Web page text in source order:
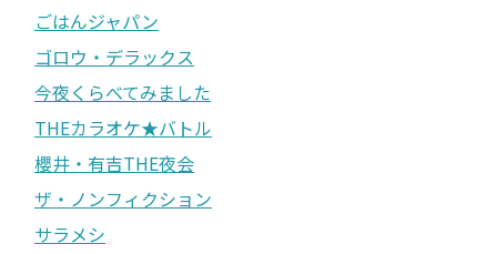
ごはんジャパン
ゴロウ・デラックス
今夜くらべてみました
THEカラオケ★バトル
櫻井・有吉THE夜会
ザ・ノンフィクション
サラメシ